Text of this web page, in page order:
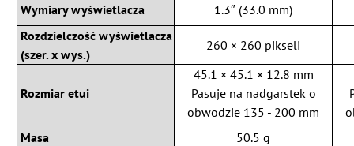
Wymiary wyświetlacza
1.3″ (33.0 mm)
Rozdzielczość wyświetlacza
(szer. x wys.)
260 × 260 pikseli
Rozmiar etui
45.1 × 45.1 × 12.8 mm
Pasuje na nadgarstek o
obwodzie 135 - 200 mm
Masa
50.5 g